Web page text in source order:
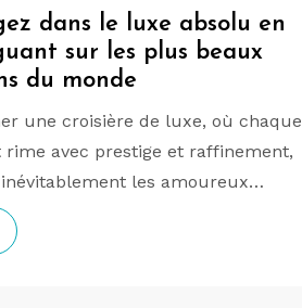
dans le luxe absolu en
sur les plus beaux
du monde
une croisière de luxe, où chaque
rime avec prestige et raffinement,
les amoureux…